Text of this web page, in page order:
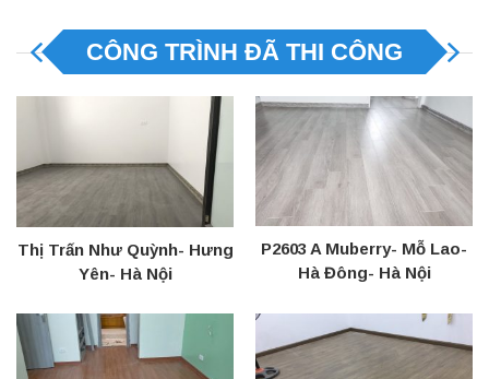
CÔNG TRÌNH ĐÃ THI CÔNG
Thị Trấn Như Quỳnh- Hưng
Yên- Hà Nội
P2603 A Muberry- Mỗ Lao-
Hà Đông- Hà Nội